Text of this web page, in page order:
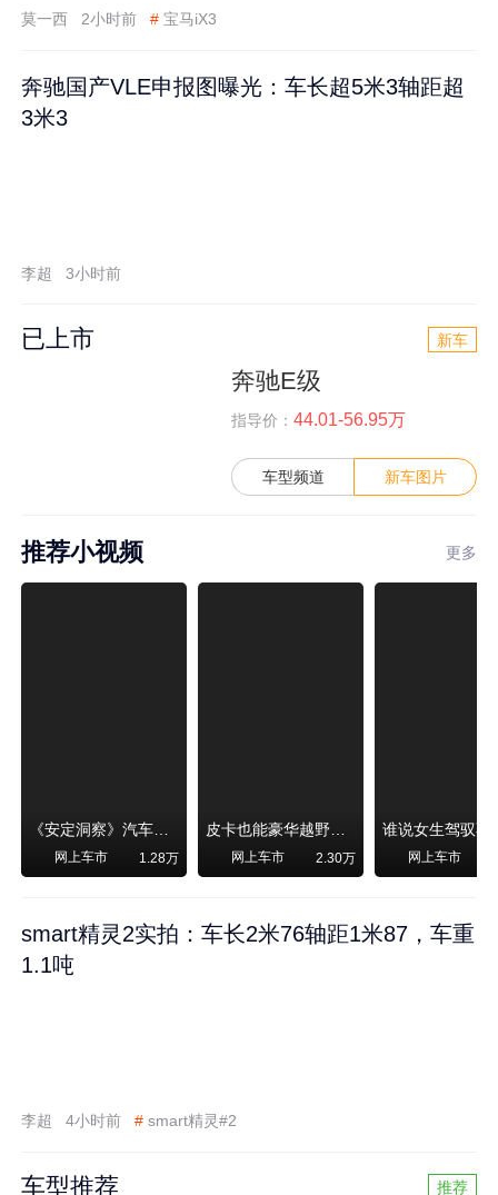
莫一西 2小时前 # 宝马iX3
奔驰国产VLE申报图曝光：车长超5米3轴距超
3米3
李超 3小时前
已上市 新车
奔驰E级
指导价： 44.01-56.95万
车型频道 新车图片
推荐小视频 更多
《安定洞察》汽车烧不烧油，和石油安全无关！
网上车市 1.28万
皮卡也能豪华越野！纵横F700上市，限时卖29.99万起
网上车市 2.30万 网上车市
smart精灵2实拍：车长2米76轴距1米87，车重
1.1吨
李超 4小时前 # smart精灵#2
车型推荐 推荐